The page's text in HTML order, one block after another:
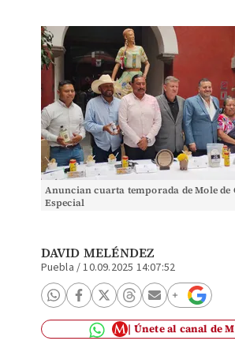
Anuncian cuarta temporada de Mole de
Especial
DAVID MELÉNDEZ
Puebla /10.09.2025 14:07:52
Únete al canal de